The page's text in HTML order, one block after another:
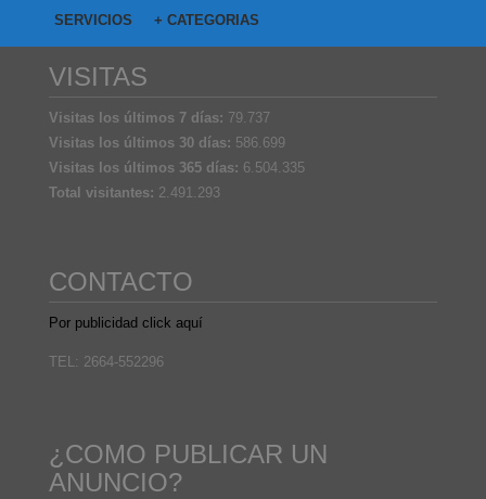
SERVICIOS + CATEGORIAS
VISITAS
Visitas los últimos 7 días: 79.737
Visitas los últimos 30 días: 586.699
Visitas los últimos 365 días: 6.504.335
Total visitantes: 2.491.293
CONTACTO
Por publicidad click aquí
TEL: 2664-552296
¿COMO PUBLICAR UN
ANUNCIO?